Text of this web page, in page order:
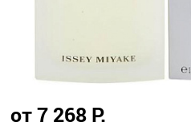
от 7 268 Р.